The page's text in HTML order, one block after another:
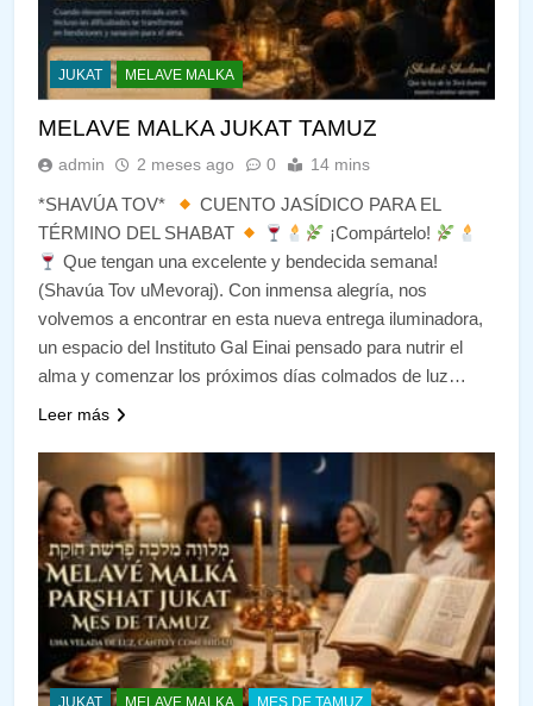
JUKAT MELAVE MALKA
MELAVE MALKA JUKAT TAMUZ
admin 2 meses ago 0 14 mins
*SHAVÚA TOV*
CUENTO JASÍDICO PARA EL
TÉRMINO DEL SHABAT
¡Compártelo!
Que tengan una excelente y bendecida semana!
(Shavúa Tov uMevoraj). Con inmensa alegría, nos
volvemos a encontrar en esta nueva entrega iluminadora,
un espacio del Instituto Gal Einai pensado para nutrir el
alma y comenzar los próximos días colmados de luz…
Leer más
JUKAT MELAVE MALKA MES DE TAMUZ